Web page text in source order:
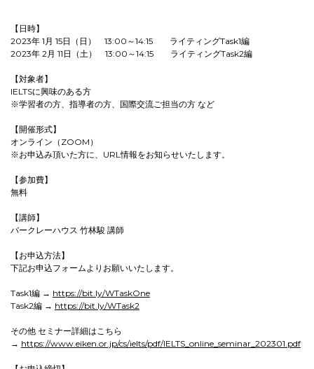
【日時】
2023年 1月 15日（日） 13:00～14:15 ライティングTask1編
2023年 2月 11日（土） 13:00～14:15 ライティングTask2編
【対象者】
IELTSに興味のある方
※学習者の方、指導者の方、国際交流ご担当の方 など
【開催形式】
オンライン（ZOOM）
※お申込み頂いた方に、URL情報をお知らせいたします。
【参加費】
無料
【講師】
バークレーハウス 竹林駿 講師
【お申込方法】
下記お申込フォームよりお願いいたします。
Task1編 → https://bit.ly/WTaskOne
Task2編 → https://bit.ly/WTask2
その他 セミナー詳細はこちら
→ https://www.eiken.or.jp/cs/ielts/pdf/IELTS_online_seminar_202301.pdf